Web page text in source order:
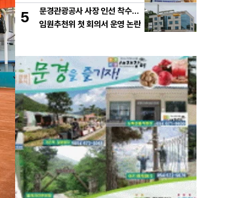
5
문경관광공사 사장 인선 착수…
임원추천위 첫 회의서 운영 논란